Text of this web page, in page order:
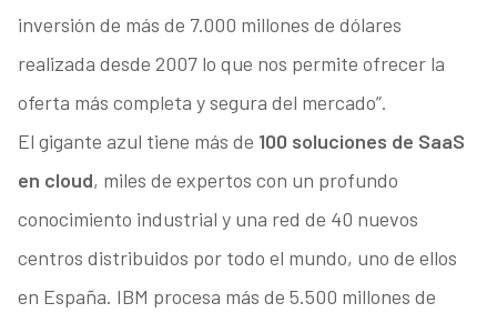
inversión de más de 7.000 millones de dólares
realizada desde 2007 lo que nos permite ofrecer la
oferta más completa y segura del mercado”.
El gigante azul tiene más de 100 soluciones de SaaS
en cloud, miles de expertos con un profundo
conocimiento industrial y una red de 40 nuevos
centros distribuidos por todo el mundo, uno de ellos
en España. IBM procesa más de 5.500 millones de